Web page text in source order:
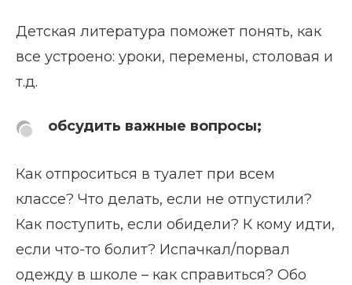
Детская литература поможет понять, как
все устроено: уроки, перемены, столовая и
т.д.
обсудить важные вопросы;
Как отпроситься в туалет при всем
классе? Что делать, если не отпустили?
Как поступить, если обидели? К кому идти,
если что-то болит? Испачкал/порвал
одежду в школе – как справиться? Обо